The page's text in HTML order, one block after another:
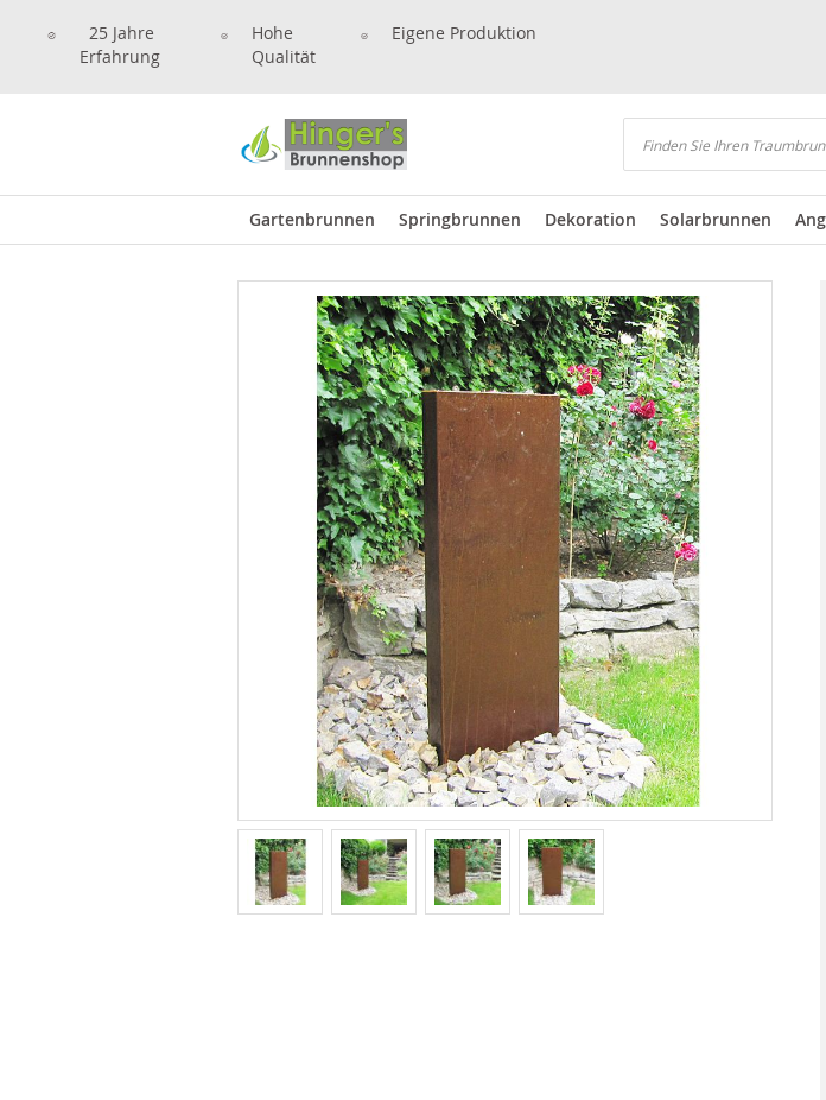
25 Jahre
Erfahrung
Hohe
Qualität
Eigene Produktion
Suchen
Gartenbrunnen Springbrunnen Dekoration Solarbrunnen